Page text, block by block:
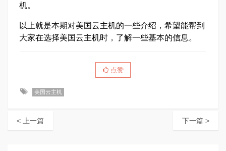
机。
以上就是本期对美国云主机的一些介绍，希望能帮到
大家在选择美国云主机时，了解一些基本的信息。
点赞
美国云主机
< 上一篇 下一篇 >